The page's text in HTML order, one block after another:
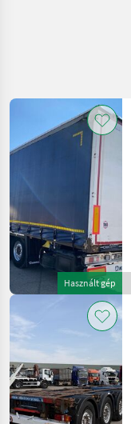
Kategória 4
Mezőgazdasági
gépek/eszközök
Potkocsik
Teherauto
Potkocsi
Krone
Schmitz
Visszaállítás
Használt gép